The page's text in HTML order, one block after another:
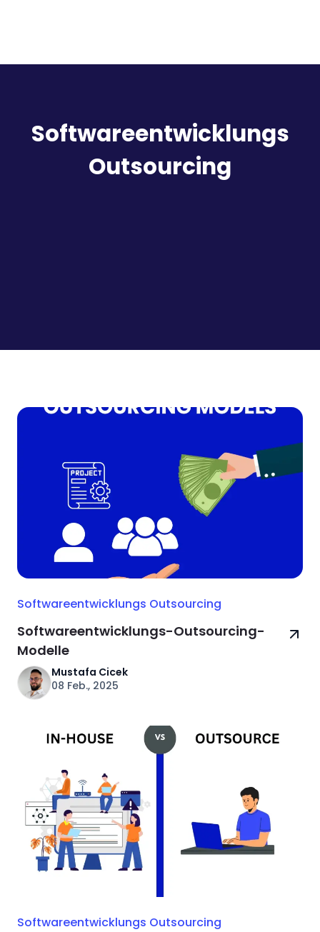
Softwareentwicklungs
Outsourcing
Softwareentwicklungs Outsourcing
Softwareentwicklungs-Outsourcing-
Modelle
Mustafa Cicek
08 Feb., 2025
Softwareentwicklungs Outsourcing